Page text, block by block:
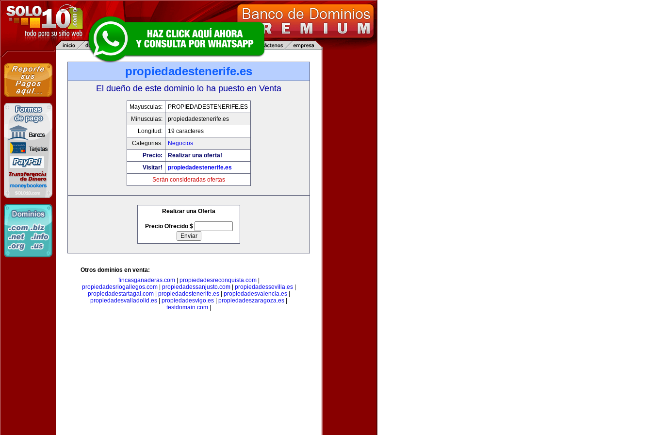
propiedadestenerife.es
El dueño de este dominio lo ha puesto en Venta
Mayusculas:
PROPIEDADESTENERIFE.ES
Minusculas:
propiedadestenerife.es
Longitud:
19 caracteres
Categorias:
Negocios
Precio:
Realizar una oferta!
Visitar!
propiedadestenerife.es
Serán consideradas ofertas
Realizar una Oferta
Precio Ofrecido $
Otros dominios en venta:
fincasganaderas.com| propiedadesreconquista.com|
propiedadesriogallegos.com| propiedadessanjusto.com| propiedadessevilla.es|
propiedadestartagal.com| propiedadestenerife.es| propiedadesvalencia.es|
propiedadesvalladolid.es
propiedadesvigo.es propiedadeszaragoza.es
testdomain.com